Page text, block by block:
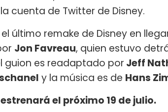
cuenta de Twitter de Disney.
último remake de Disney en
Jon Favreau, quien estuvo
guion es readaptado por Jeff
y la música es de Hans
estrenará el próximo 19 de julio.